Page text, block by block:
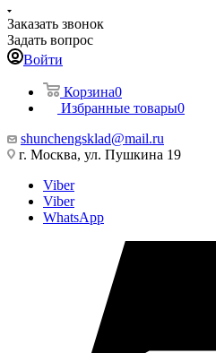
Заказать звонок
Задать вопрос
Войти
Корзина0
Избранные товары0
shunchengsklad@mail.ru
г. Москва, ул. Пушкина 19
Viber
Viber
WhatsApp